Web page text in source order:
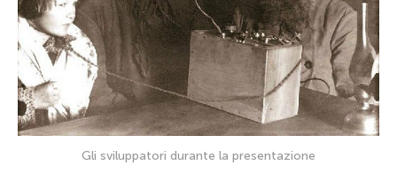
Gli sviluppatori durante la presentazione